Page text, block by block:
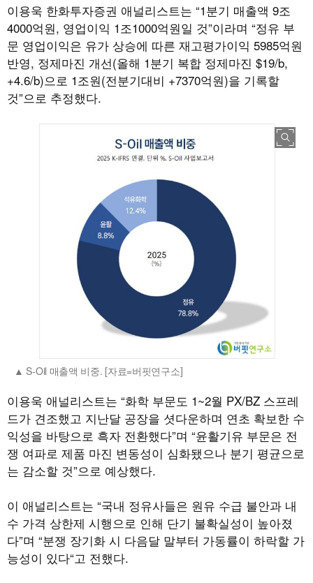
이용욱 한화투자증권 애널리스트는 “1분기 매출액 9조
4000억원, 영업이익 1조1000억원일 것”이라며 “정유 부
문 영업이익은 유가 상승에 따른 재고평가이익 5985억원
반영, 정제마진 개선(올해 1분기 복합 정제마진 $19/b,
+4.6/b)으로 1조원(전분기대비 +7370억원)을 기록할
것”으로 추정했다.
S-Oil 매출액 비중. [자료=버핏연구소]
이용욱 애널리스트는 “화학 부문도 1~2월 PX/BZ 스프레
드가 견조했고 지난달 공장을 셧다운하며 연초 확보한 수
익성을 바탕으로 흑자 전환했다”며 “윤활기유 부문은 전
쟁 여파로 제품 마진 변동성이 심화됐으나 분기 평균으로
는 감소할 것”으로 예상했다.
이 애널리스트는 “국내 정유사들은 원유 수급 불안과 내
수 가격 상한제 시행으로 인해 단기 불확실성이 높아졌
다”며 “분쟁 장기화 시 다음달 말부터 가동률이 하락할 가
능성이 있다“고 전했다.